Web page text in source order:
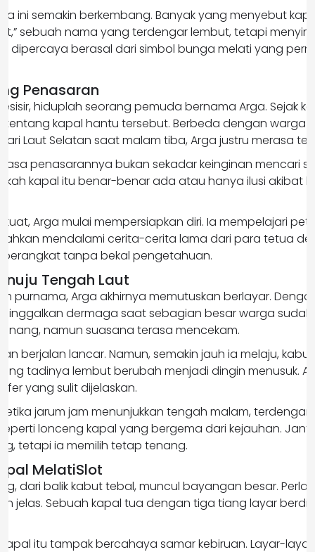
ini semakin berkembang. Banyak yang menyebut
sebuah nama yang terdengar lembut, tetapi
dipercaya berasal dari simbol bunga melati yang
Penasaran
hiduplah seorang pemuda bernama Arga. Sejak
tentang kapal hantu tersebut. Berbeda dengan warga
Laut Selatan saat malam tiba, Arga justru merasa
penasarannya bukan sekadar keinginan mencari
kapal itu benar-benar ada atau hanya ilusi akibat
Arga mulai mempersiapkan diri. Ia mempelajari
mendalami cerita-cerita lama dari para tetua
berangkat tanpa bekal pengetahuan.
Tengah Laut
purnama, Arga akhirnya memutuskan berlayar.
dermaga saat sebagian besar warga sudah
namun suasana terasa mencekam.
berjalan lancar. Namun, semakin jauh ia melaju,
tadinya lembut berubah menjadi dingin menusuk.
yang sulit dijelaskan.
jarum jam menunjukkan tengah malam,
lonceng kapal yang bergema dari kejauhan.
tetapi ia memilih tetap tenang.
MelatiSlot
dari balik kabut tebal, muncul bayangan besar.
jelas. Sebuah kapal tua dengan tiga tiang layar
itu tampak bercahaya samar kebiruan. Layar-